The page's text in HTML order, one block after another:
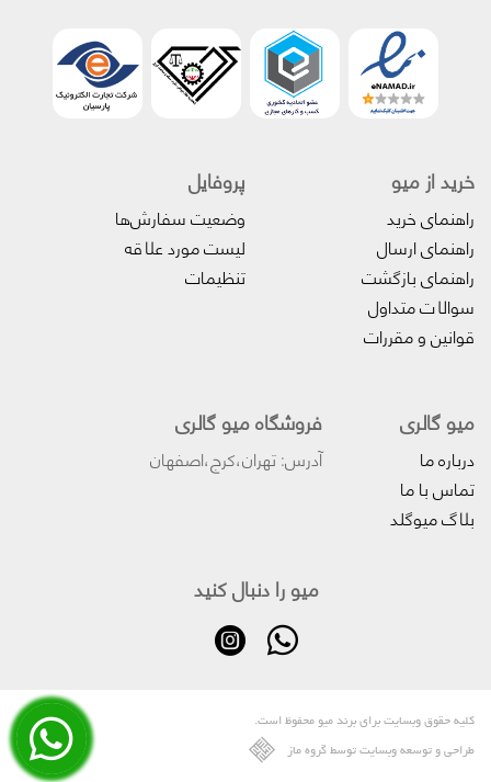
خرید از میو
راهنمای خرید
راهنمای ارسال
راهنمای بازگشت
سوالات متداول
قوانین و مقررات
پروفایل‌
وضعیت سفارش‌ها
لیست مورد علاقه
تنظیمات
میو گالری
درباره ما
تماس با ما
بلاگ میوگلد
فروشگاه میو گالری
آدرس: تهران،کرج،اصفهان
میو را دنبال کنید
کلیه حقوق وبسایت برای برند میو محفوظ است.
طراحی و توسعه وبسایت توسط گروه ماز